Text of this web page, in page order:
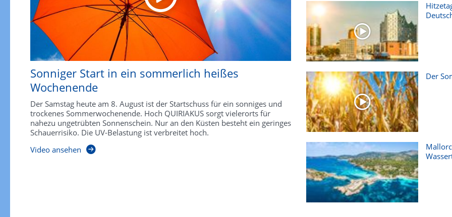
Sonniger Start in ein sommerlich heißes
Wochenende
Der Samstag heute am 8. August ist der Startschuss für ein sonniges und
trockenes Sommerwochenende. Hoch QUIRIAKUS sorgt vielerorts für
nahezu ungetrübten Sonnenschein. Nur an den Küsten besteht ein geringes
Schauerrisiko. Die UV-Belastung ist verbreitet hoch.
Video ansehen
Der